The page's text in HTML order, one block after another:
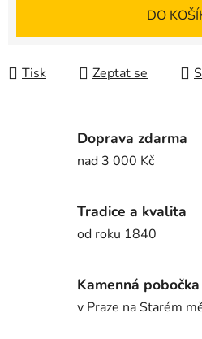
DO
Tisk Zeptat se
Doprava zdarma
nad 3 000 Kč
Tradice a kvalita
od roku 1840
Kamenná pobočka
v Praze na Starém